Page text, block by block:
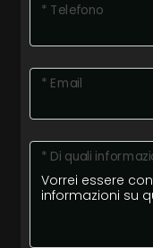
* Telefono
* Email
* Di quali